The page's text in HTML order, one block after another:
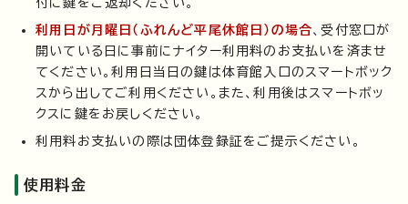
付に鍵をご返却ください。
利用日が月曜日（ふれんど平尾休館日）の場合、受付窓口が
開いている日に事前にナイター利用料のお支払いを済ませ
てください。利用日当日の鍵は体育館入口のスマートボック
スから出してご利用ください。また、利用後はスマートボッ
クスに鍵をお戻しください。
利用料お支払いの際は団体登録証をご提示ください。
使用料金